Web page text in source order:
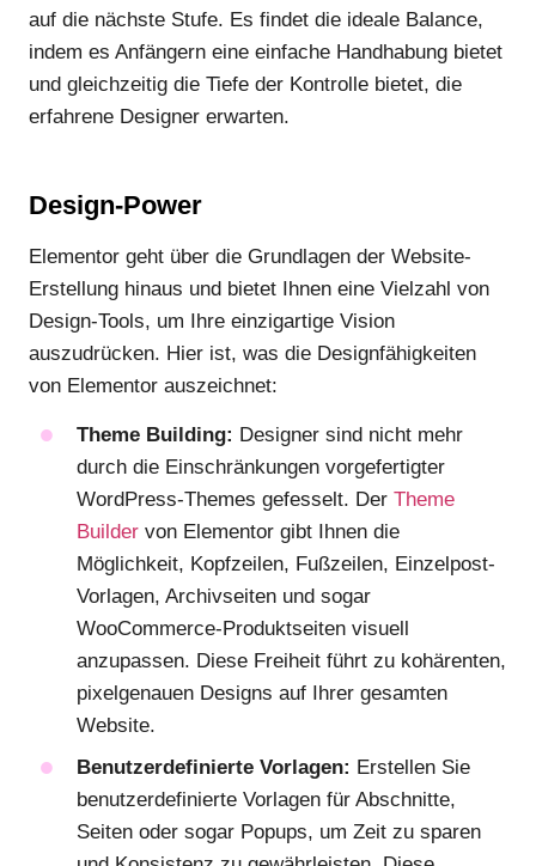
auf die nächste Stufe. Es findet die ideale Balance,
indem es Anfängern eine einfache Handhabung bietet
und gleichzeitig die Tiefe der Kontrolle bietet, die
erfahrene Designer erwarten.
Design-Power
Elementor geht über die Grundlagen der Website-
Erstellung hinaus und bietet Ihnen eine Vielzahl von
Design-Tools, um Ihre einzigartige Vision
auszudrücken. Hier ist, was die Designfähigkeiten
von Elementor auszeichnet:
Theme Building: Designer sind nicht mehr
durch die Einschränkungen vorgefertigter
WordPress-Themes gefesselt. Der Theme
Builder von Elementor gibt Ihnen die
Möglichkeit, Kopfzeilen, Fußzeilen, Einzelpost-
Vorlagen, Archivseiten und sogar
WooCommerce-Produktseiten visuell
anzupassen. Diese Freiheit führt zu kohärenten,
pixelgenauen Designs auf Ihrer gesamten
Website.
Benutzerdefinierte Vorlagen: Erstellen Sie
benutzerdefinierte Vorlagen für Abschnitte,
Seiten oder sogar Popups, um Zeit zu sparen